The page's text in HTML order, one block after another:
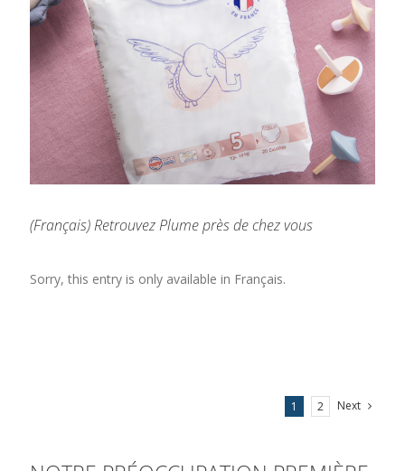
(Français) Retrouvez Plume près de chez vous
Sorry, this entry is only available in Français.
1 2 Next